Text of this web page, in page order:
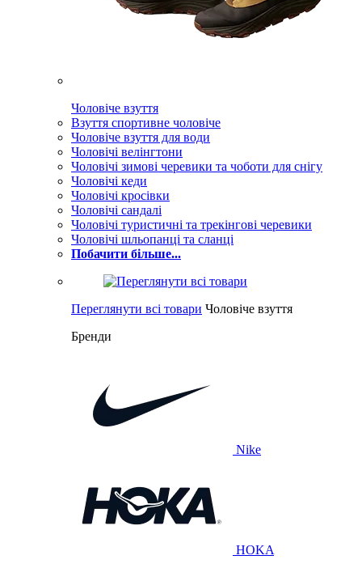
Чоловіче взуття
Взуття спортивне чоловіче
Чоловіче взуття для води
Чоловічі велінгтони
Чоловічі зимові черевики та чоботи для снігу
Чоловічі кеди
Чоловічі кросівки
Чоловічі сандалі
Чоловічі туристичні та трекінгові черевики
Чоловічі шльопанці та сланці
Побачити більше...
Переглянути всі товари Чоловіче взуття
Бренди
Nike
HOKA